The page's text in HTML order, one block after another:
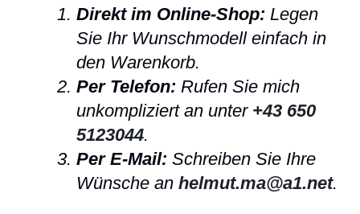
Direkt im Online-Shop:Legen
Sie Ihr Wunschmodell einfach in
den Warenkorb.
Per Telefon:Rufen Sie mich
unkompliziert an unter +43 650
5123044.
Per E-Mail:Schreiben Sie Ihre
Wünsche an helmut.ma@a1.net.